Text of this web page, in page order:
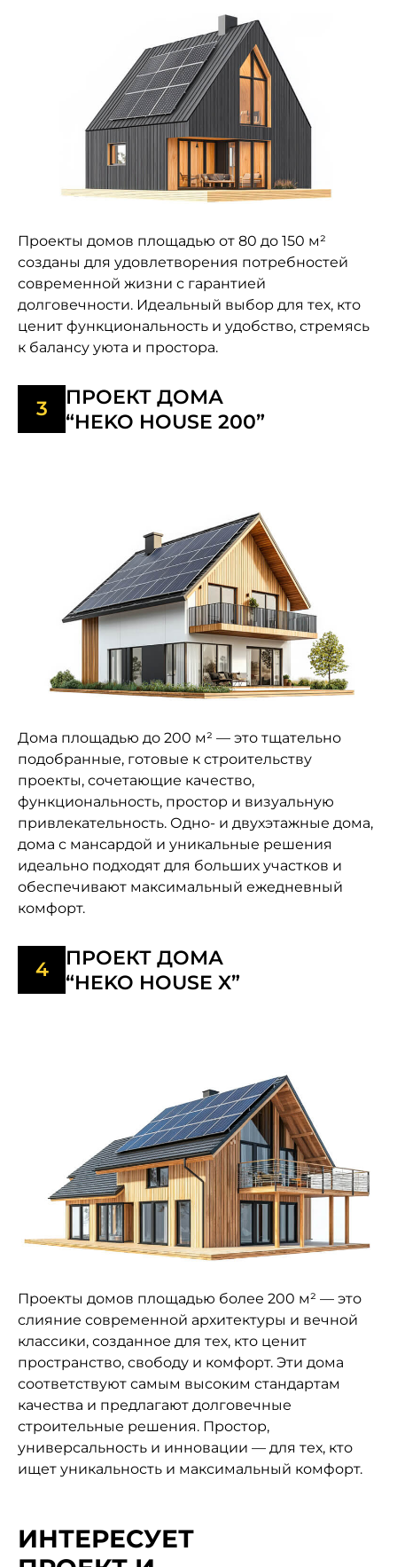
Проекты домов площадью от 80 до 150 м²
созданы для удовлетворения потребностей
современной жизни с гарантией
долговечности. Идеальный выбор для тех, кто
ценит функциональность и удобство, стремясь
к балансу уюта и простора.
ПРОЕКТ ДОМА
“HEKO HOUSE 200”
Дома площадью до 200 м² — это тщательно
подобранные, готовые к строительству
проекты, сочетающие качество,
функциональность, простор и визуальную
привлекательность. Одно- и двухэтажные дома,
дома с мансардой и уникальные решения
идеально подходят для больших участков и
обеспечивают максимальный ежедневный
комфорт.
ПРОЕКТ ДОМА
“HEKO HOUSE X”
Проекты домов площадью более 200 м² — это
слияние современной архитектуры и вечной
классики, созданное для тех, кто ценит
пространство, свободу и комфорт. Эти дома
соответствуют самым высоким стандартам
качества и предлагают долговечные
строительные решения. Простор,
универсальность и инновации — для тех, кто
ищет уникальность и максимальный комфорт.
ИНТЕРЕСУЕТ